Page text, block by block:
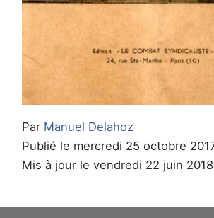
Par Manuel Delahoz
Publié le mercredi 25 octobre
Mis à jour le vendredi 22 juin 2018